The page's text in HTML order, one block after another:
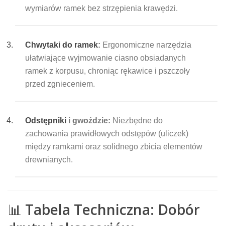
wymiarów ramek bez strzępienia krawędzi.
Chwytaki do ramek: Ergonomiczne narzędzia
ułatwiające wyjmowanie ciasno obsiadanych
ramek z korpusu, chroniąc rękawice i pszczoły
przed zgnieceniem.
Odstępniki i gwoździe: Niezbędne do
zachowania prawidłowych odstępów (uliczek)
między ramkami oraz solidnego zbicia elementów
drewnianych.
📊 Tabela Techniczna: Dobór